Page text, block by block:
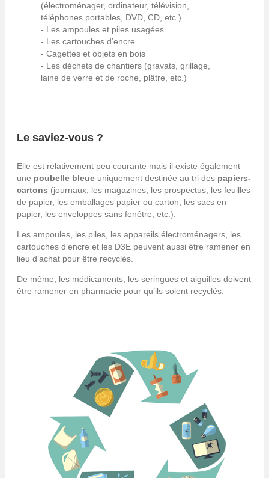
(électroménager, ordinateur, télévision,
téléphones portables, DVD, CD, etc.)
- Les ampoules et piles usagées
- Les cartouches d’encre
- Cagettes et objets en bois
- Les déchets de chantiers (gravats, grillage,
laine de verre et de roche, plâtre, etc.)
Le saviez-vous ?
Elle est relativement peu courante mais il existe également
une poubelle bleue uniquement destinée au tri des papiers-
cartons (journaux, les magazines, les prospectus, les feuilles
de papier, les emballages papier ou carton, les sacs en
papier, les enveloppes sans fenêtre, etc.).
Les ampoules, les piles, les appareils électroménagers, les
cartouches d’encre et les D3E peuvent aussi être ramener en
lieu d’achat pour être recyclés.
De même, les médicaments, les seringues et aiguilles doivent
être ramener en pharmacie pour qu’ils soient recyclés.